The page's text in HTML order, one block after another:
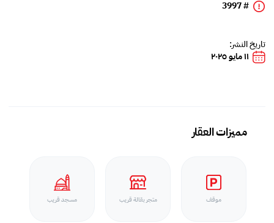
# 3997
تاريخ النشر:
١١ مايو ٢٠٢٥
مميزات العقار
موقف متجر بقالة قريب مسجد قريب